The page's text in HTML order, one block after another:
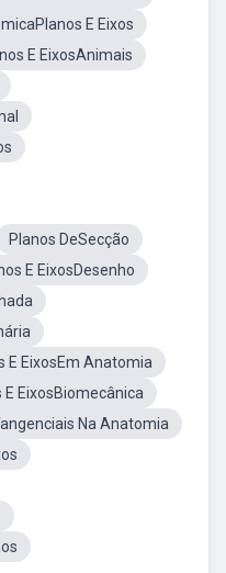
E Eixos
E EixosAnimais
Planos DeSecção
E EixosDesenho
E EixosEm Anatomia
E EixosBiomecânica
Na Anatomia